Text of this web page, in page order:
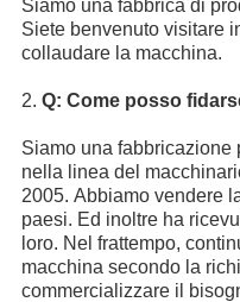
Siamo una fabbrica di
Siete benvenuto visitare
collaudare la macchina.
2. Q: Come posso
Siamo una
nella linea del
2005. Abbiamo vendere
paesi. Ed inoltre ha
loro. Nel frattempo,
macchina secondo la
commercializzare il